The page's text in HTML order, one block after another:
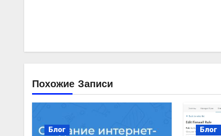
Похожие Записи
Блог Блог